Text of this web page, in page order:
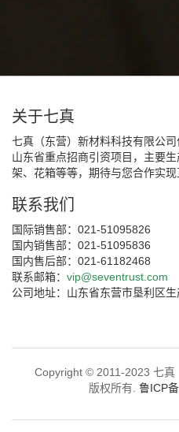
关于七真
七真（东营）新材料科技有限公
山东省重点招商引资项目，主要
架、花箱等等，期待与您合作实
联系我们
国际销售部：021-51095826
国内销售部：021-51095836
国内售后部：021-61182468
联系邮箱： vip@seventrust.com
公司地址：山东省东营市垦利区
Copyright © 2011-2023 七真
版权所有. 鲁ICP